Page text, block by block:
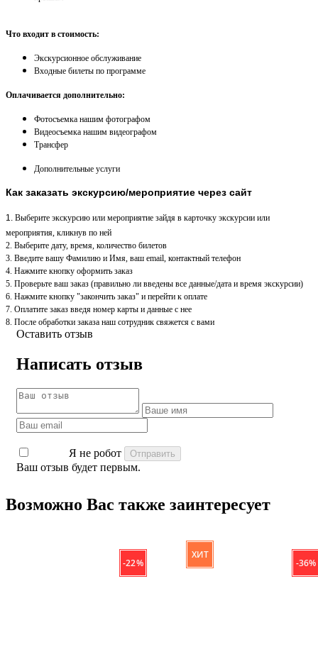
Что входит в стоимость:
Экскурсионное обслуживание
Входные билеты по программе
Оплачивается дополнительно:
Фотосъемка нашим фотографом
Видеосъемка нашим видеографом
Трансфер
Дополнительные услуги
Как заказать экскурсию/мероприятие через сайт
1. Выберите экскурсию или мероприятие зайдя в карточку экскурсии или
мероприятия, кликнув по ней
2. Выберите дату, время, количество билетов
3. Введите вашу Фамилию и Имя, ваш email, контактный телефон
4. Нажмите кнопку оформить заказ
5. Проверьте ваш заказ (правильно ли введены все данные/дата и время экскурсии)
6. Нажмите кнопку "закончить заказ" и перейти к оплате
7. Оплатите заказ введя номер карты и данные с нее
8. После обработки заказа наш сотрудник свяжется с вами
Оставить отзыв
Написать отзыв
Я не робот
Ваш отзыв будет первым.
Возможно Вас также заинтересует
- 22 %
ХИТ
- 36 %